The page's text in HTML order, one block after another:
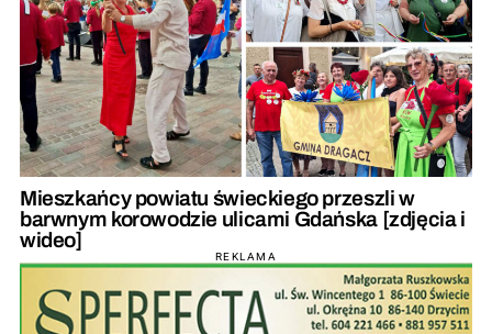
Mieszkańcy powiatu świeckiego przeszli w
barwnym korowodzie ulicami Gdańska [zdjęcia i
wideo]
REKLAMA